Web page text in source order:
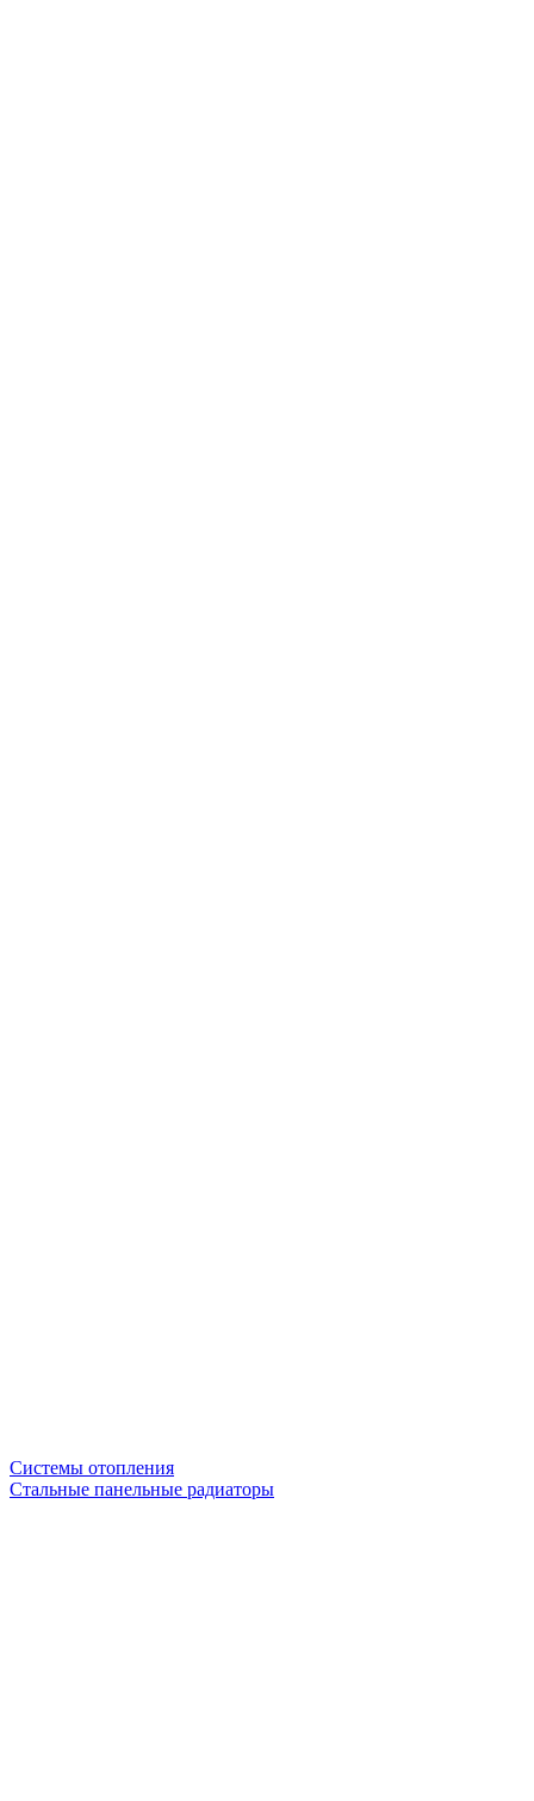
Системы отопления
Стальные панельные радиаторы